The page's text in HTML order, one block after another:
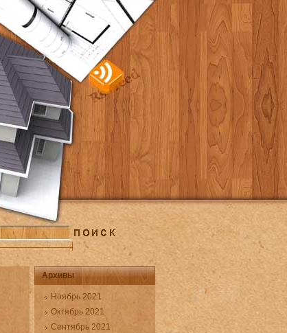
Архивы
Ноябрь 2021
Октябрь 2021
Сентябрь 2021